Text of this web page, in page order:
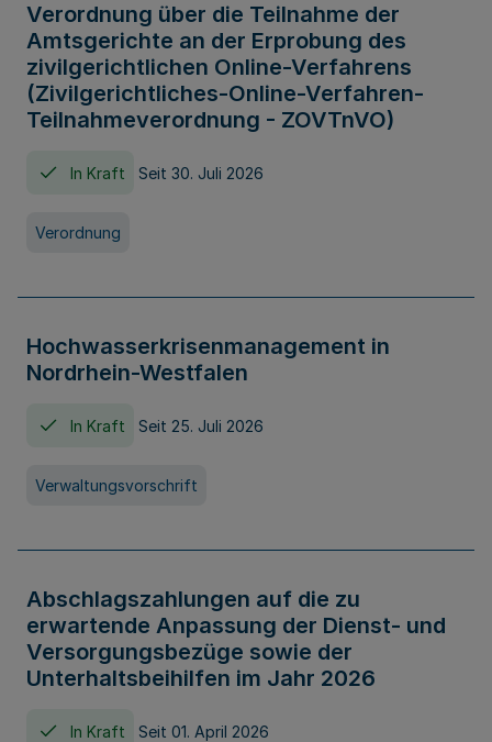
Verordnung über die Teilnahme der
Amtsgerichte an der Erprobung des
zivilgerichtlichen Online-Verfahrens
(Zivilgerichtliches-Online-Verfahren-
Teilnahmeverordnung - ZOVTnVO)
In Kraft Seit 30. Juli 2026
Verordnung
Hochwasserkrisenmanagement in
Nordrhein-Westfalen
In Kraft Seit 25. Juli 2026
Verwaltungsvorschrift
Abschlagszahlungen auf die zu
erwartende Anpassung der Dienst- und
Versorgungsbezüge sowie der
Unterhaltsbeihilfen im Jahr 2026
In Kraft Seit 01. April 2026